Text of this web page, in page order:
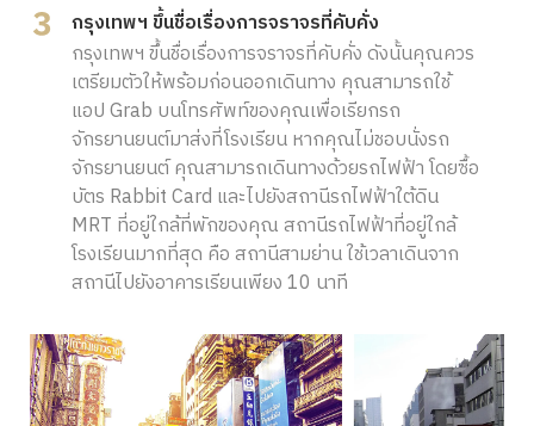
กรุงเทพฯ ขึ้นชื่อเรื่องการจราจรที่คับคั่ง
กรุงเทพฯ ขึ้นชื่อเรื่องการจราจรที่คับคั่ง ดังนั้นคุณควร
เตรียมตัวให้พร้อมก่อนออกเดินทาง คุณสามารถใช้
แอป Grab บนโทรศัพท์ของคุณเพื่อเรียกรถ
จักรยานยนต์มาส่งที่โรงเรียน หากคุณไม่ชอบนั่งรถ
จักรยานยนต์ คุณสามารถเดินทางด้วยรถไฟฟ้า โดยซื้อ
บัตร Rabbit Card และไปยังสถานีรถไฟฟ้าใต้ดิน
MRT ที่อยู่ใกล้ที่พักของคุณ สถานีรถไฟฟ้าที่อยู่ใกล้
โรงเรียนมากที่สุด คือ สถานีสามย่าน ใช้เวลาเดินจาก
สถานีไปยังอาคารเรียนเพียง 10 นาที